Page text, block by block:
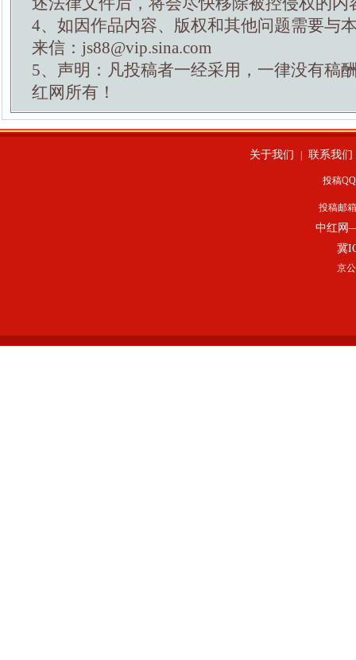
4、如因作品内容、版权和其他问题需要与
来信：js88@vip.sina.com
5、声明：凡投稿者一经采用，一律没有稿
红网所有！
关于我们 联系我们
投稿
投稿邮
中红网
冀
京